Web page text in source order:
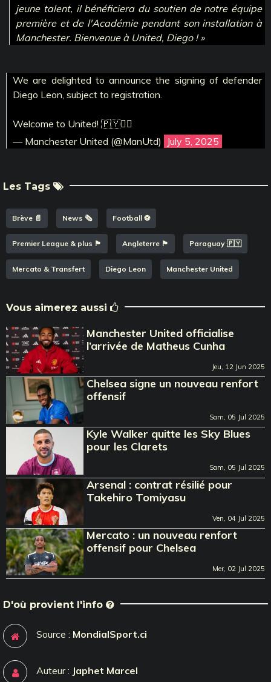
jeune talent, il bénéficiera du soutien de notre équipe
première et de l'Académie pendant son installation à
Manchester. Bienvenue à United, Diego ! »
We are delighted to announce the signing of defender
Diego Leon, subject to registration.
Welcome to United! 🇵🇾❤️‍🔥
— Manchester United (@ManUtd)
July 5, 2025
Les Tags
Brève 📄 News 🗞️ Football ⚽️
Premier League & plus 🏴󠁧󠁢󠁥󠁮󠁧󠁿 Angleterre 🏴󠁧󠁢󠁥󠁮󠁧󠁿 Paraguay 🇵🇾
Mercato & Transfert Diego Leon Manchester United
Vous aimerez aussi
Manchester United officialise
l’arrivée de Matheus Cunha
Jeu, 12 Jun 2025
Chelsea signe un nouveau renfort
offensif
Sam, 05 Jul 2025
Kyle Walker quitte les Sky Blues
pour les Clarets
Sam, 05 Jul 2025
Arsenal : contrat résilié pour
Takehiro Tomiyasu
Ven, 04 Jul 2025
Mercato : un nouveau renfort
offensif pour Chelsea
Mer, 02 Jul 2025
D'où provient l'info
Source : MondialSport.ci
Auteur : Japhet Marcel